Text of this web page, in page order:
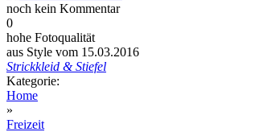
noch kein Kommentar
0
hohe Fotoqualität
aus Style vom 15.03.2016
Strickkleid & Stiefel
Kategorie:
Home
»
Freizeit